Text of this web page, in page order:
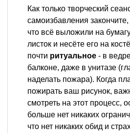
Как только творческий
самоизбавления
что всё выложили на
листок и несёте его на
почти ритуальное - в
балконе, даже в унитазе
наделать пожара). Когда
пожирать ваш рисунок,
смотреть на этот процесс,
больше нет никаких
что нет никаких обид и